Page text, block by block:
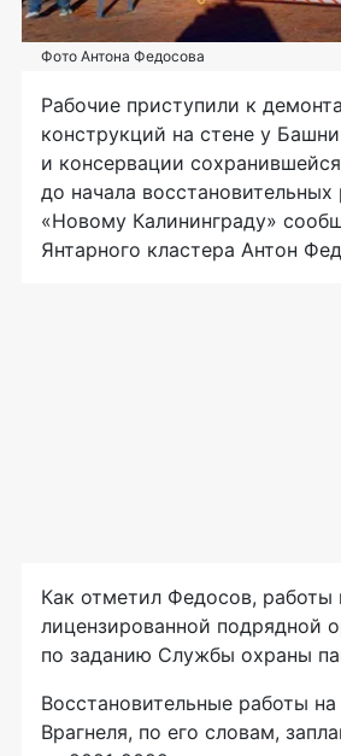
Фото Антона Федосова
Рабочие приступили к
конструкций на стене у
и консервации
до начала
«Новому Калининграду»
Янтарного кластера Антон
Как отметил Федосов, работы
лицензированной подрядной
по заданию Службы охраны
Восстановительные работы
Врагнеля, по его словам,